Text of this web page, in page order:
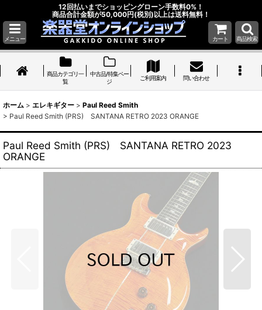
12回払いまでショッピングローン手数料0%！
商品合計金額が50,000円(税別)以上は送料無料！
メニュー カート 商品検索
商品カテゴリ一
覧
中古品/特集ペー
ジ
ご利用案内 問い合わせ
ホーム > エレキギター > Paul Reed Smith
> Paul Reed Smith (PRS) SANTANA RETRO 2023 ORANGE
Paul Reed Smith (PRS) SANTANA RETRO 2023
ORANGE